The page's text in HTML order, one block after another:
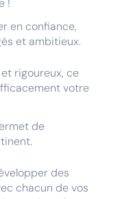
!
en confiance,
et ambitieux.
rigoureux, ce
votre
de
des
chacun de vos